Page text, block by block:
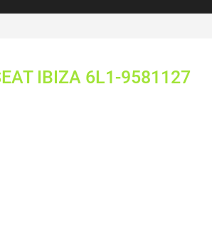
IBIZA 6L1-9581127